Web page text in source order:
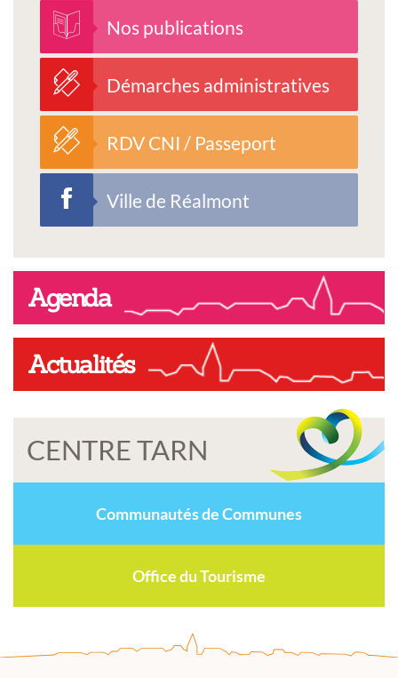
Nos publications
Démarches administratives
RDV CNI / Passeport
Ville de Réalmont
Agenda
Actualités
CENTRE TARN
Communautés de Communes
Office du Tourisme